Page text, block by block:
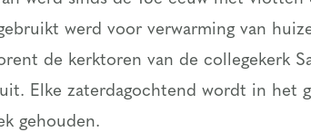
werd voor verwarming van
de kerktoren van de collegekerk
Elke zaterdagochtend wordt in het
gehouden.